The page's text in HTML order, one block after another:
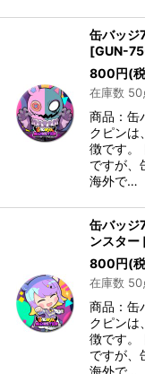
缶バッ
[GUN-
800円(
在庫数 50
商品：缶
クピンは
徴です。
ですが、
海外で…
缶バッジ
ンスター
800円(
在庫数 50
商品：缶
クピンは
徴です。
ですが、